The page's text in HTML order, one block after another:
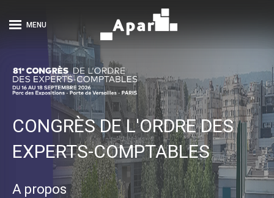
MENU
CONGRÈS DE L'ORDRE DES
EXPERTS-COMPTABLES
A propos